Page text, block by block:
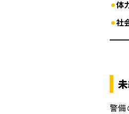
体
社
警備